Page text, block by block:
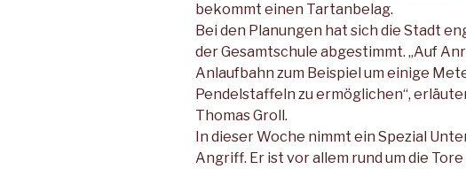
bekommt einen Tartanbelag.
Bei den Planungen hat sich die Stadt
der Gesamtschule abgestimmt. „Auf
Anlaufbahn zum Beispiel um einige
Pendelstaffeln zu ermöglichen“,
Thomas Groll.
In dieser Woche nimmt ein Spezial
Angriff. Er ist vor allem rund um die